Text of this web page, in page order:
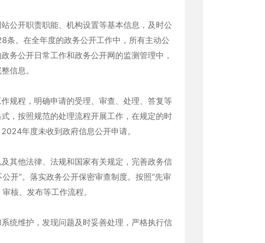
公开职责职能、机构设置等基本信息，及时公
条。在全年度的政务公开工作中，所有主动公
务公开日常工作和政务公开网的监测管理中，
信息。
规程，明确申请的受理、审查、处理、答复等
，按照规范的处理流程开展工作，在规定的时
年度未收到政府信息公开申请。
其他法律、法规和国家有关规定，完善政务信
开”。落实政务公开保密审查制度。按照“先审
核、发布等工作流程。
统维护，发现问题及时妥善处理，严格执行信